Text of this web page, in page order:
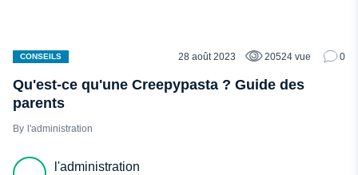
CONSEILS 28 août 2023 20524 vue 0
Qu'est-ce qu'une Creepypasta ? Guide des
parents
l'administration
l'administration
Créatures surnaturelles
Les dangers des Creepypasta pour les adolescents
Top 5 des Creepypasta les plus terrifiants
La légende de Slenderman